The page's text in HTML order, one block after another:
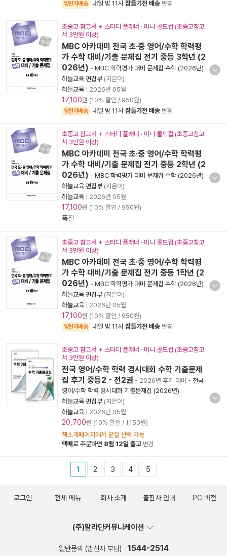
양탄자배송 내일 밤 11시 잠들기전 배송 변경
초중고 참고서 + 스터디 플래너 · 미니 콜드컵 (초중고참고
서 3만원 이상)
MBC 아카데미 전국 초·중 영어/수학 학력평
가 수학 대비/기출 문제집 전기 중등 3학년 (2
026년) - MBC 학력평가 대비 문제집 수학 (2026년)
하늘교육 편집부 (지은이)
하늘교육
2026년 05월
17,100원 (10% 할인 / 950원)
양탄자배송 내일 밤 11시 잠들기전 배송 변경
초중고 참고서 + 스터디 플래너 · 미니 콜드컵 (초중고참고
서 3만원 이상)
MBC 아카데미 전국 초·중 영어/수학 학력평
가 수학 대비/기출 문제집 전기 중등 2학년 (2
026년) - MBC 학력평가 대비 문제집 수학 (2026년)
하늘교육 편집부 (지은이)
하늘교육
2026년 05월
17,100원 (10% 할인 / 950원)
품절
초중고 참고서 + 스터디 플래너 · 미니 콜드컵 (초중고참고
서 3만원 이상)
MBC 아카데미 전국 초·중 영어/수학 학력평
가 수학 대비/기출 문제집 전기 중등 1학년 (2
026년) - MBC 학력평가 대비 문제집 수학 (2026년)
하늘교육 편집부 (지은이)
하늘교육
2026년 05월
17,100원 (10% 할인 / 950원)
양탄자배송 내일 밤 11시 잠들기전 배송 변경
초중고 참고서 + 스터디 플래너 · 미니 콜드컵 (초중고참고
서 3만원 이상)
전국 영어/수학 학력 경시대회 수학 기출문제
집 후기 중등2 - 전2권 - 2026년 후기 대비 - 전국
영어/수학 학력 경시대회 기출문제집 (2026년)
하늘교육 편집부 (지은이)
하늘교육
2026년 05월
20,700원 (10% 할인 / 1,150원)
책소개페이지에서 분철 선택 가능
택배로 주문하면 8월 12일 출고 변경
1 2 3 4 5
로그인 전체 메뉴 회사 소개 출판사 안내 PC 버전
(주)알라딘커뮤니케이션
일반문의 (발신자 부담) 1544-2514